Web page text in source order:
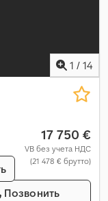
1 / 14
17 750 €
VB без учета НДС
(21 478 € брутто)
Позвонить